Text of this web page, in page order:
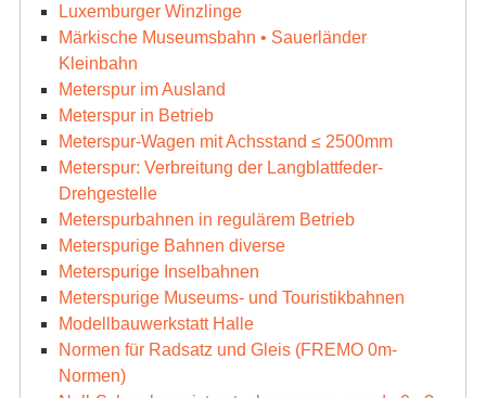
Luxemburger Winzlinge
Märkische Museumsbahn • Sauerländer
Kleinbahn
Meterspur im Ausland
Meterspur in Betrieb
Meterspur-Wagen mit Achsstand ≤ 2500mm
Meterspur: Verbreitung der Langblattfeder-
Drehgestelle
Meterspurbahnen in regulärem Betrieb
Meterspurige Bahnen diverse
Meterspurige Inselbahnen
Meterspurige Museums- und Touristikbahnen
Modellbauwerkstatt Halle
Normen für Radsatz und Gleis (FREMO 0m-
Normen)